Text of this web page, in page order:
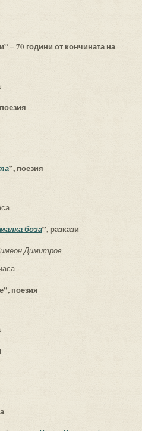
– 70 години от кончината на
”, поезия
боза”, разкази
Димитров
поезия